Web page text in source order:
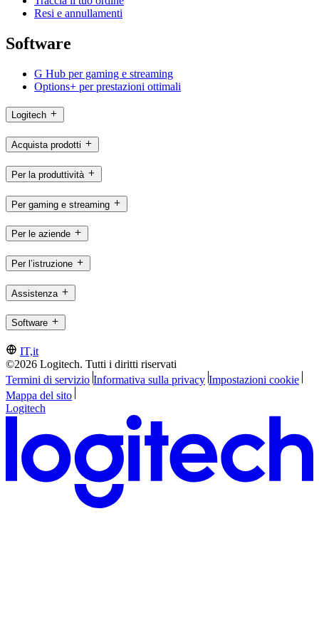
Resi e annullamenti
Software
G Hub per gaming e streaming
Options+ per prestazioni ottimali
Logitech
Acquista prodotti
Per la produttività
Per gaming e streaming
Per le aziende
Per l’istruzione
Assistenza
Software
IT,it
©2026 Logitech. Tutti i diritti riservati
Termini di servizio Informativa sulla privacy Impostazioni cookie
Mappa del sito
Logitech